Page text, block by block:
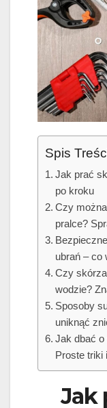
Spis
Jak prać
po kroku
Czy
pralce?
ubrań – co
Czy
wodzie?
Sposoby
uniknąć
Jak dbać o
Proste triki
Jak